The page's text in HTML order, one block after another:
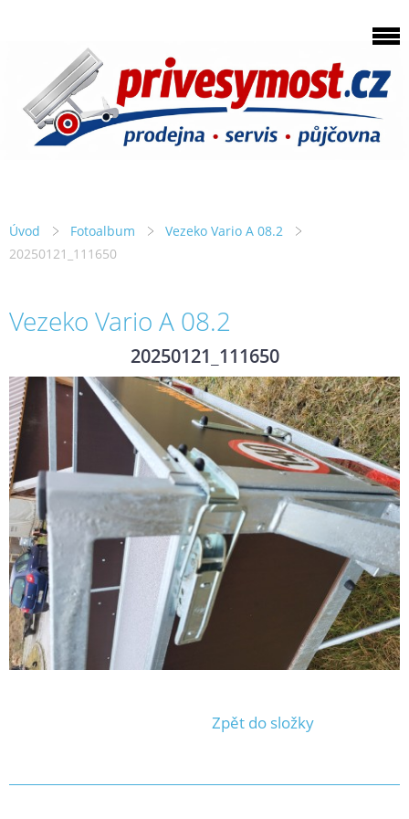
Úvod Fotoalbum
Vezeko Vario A 08.2
20250121_111650
Vezeko Vario A 08.2
20250121_111650
Zpět do složky